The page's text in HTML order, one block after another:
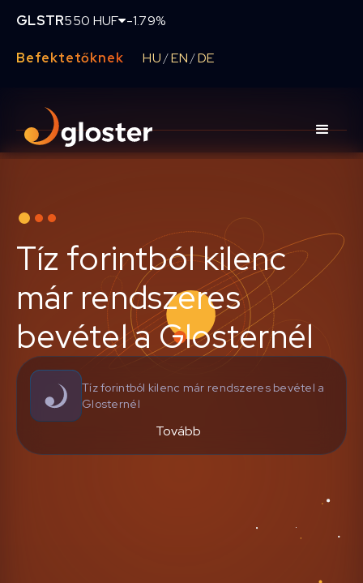
GLSTR550 HUF -1.79%
Befektetőknek HU /EN /DE
Tíz forintból kilenc
már rendszeres
bevétel a Glosternél
Tíz forintból kilenc már rendszeres bevétel a
Glosternél
Tovább